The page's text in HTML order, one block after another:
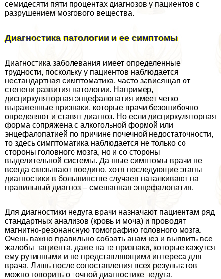
семидесяти пяти процентах диагнозов у пациентов с
разрушением мозгового вещества.
Диагностика патологии и ее симптомы
Диагностика заболевания имеет определенные
трудности, поскольку у пациентов наблюдается
нестандартная симптоматика, часто зависящая от
степени развития патологии. Например,
дисциркуляторная энцефалопатия имеет четко
выраженные признаки, которые врачи безошибочно
определяют и ставят диагноз. Но если дисциркуляторная
форма сопряжена с алкогольной формой или
энцефалопатией по причине почечной недостаточности,
то здесь симптоматика наблюдается не только со
стороны головного мозга, но и со стороны
выделительной системы. Данные симптомы врачи не
всегда связывают воедино, хотя последующие этапы
диагностики в большинстве случаев наталкивают на
правильный диагноз – смешанная энцефалопатия.
Для диагностики недуга врачи назначают пациентам ряд
стандартных анализов (кровь и моча) и проводят
магнитно-резонансную томографию головного мозга.
Очень важно правильно собрать анамнез и выявить все
жалобы пациента, даже на те признаки, которые кажутся
ему рутинными и не представляющими интереса для
врача. Лишь после сопоставления всех результатов
можно говорить о точной диагностике недуга.